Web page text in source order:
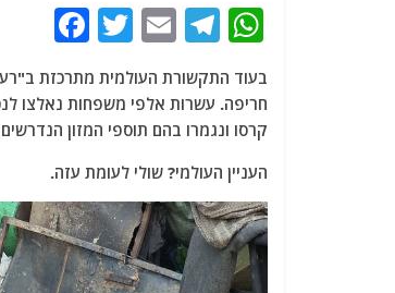
W
at
s
A
p
p
T
e
g
ra
m
E
m
ai
l
T
itt
er
c
e
b
o
o
k
בעוד התקשורת העולמית מתרכזת
חריפה. עשרות אלפי משפחות נאלצו
קרסו ונגמרו בהם תוספי המזון
העניין העולמי? שולי לעומת עזה.